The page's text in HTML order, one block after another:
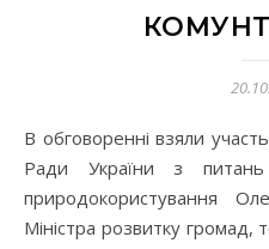
В обговоренні взяли участь голова Комітету Верховної
Ради України з питань
природокористування
Міністра розвитку громад,